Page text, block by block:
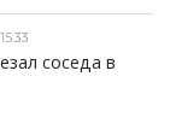
соседа в